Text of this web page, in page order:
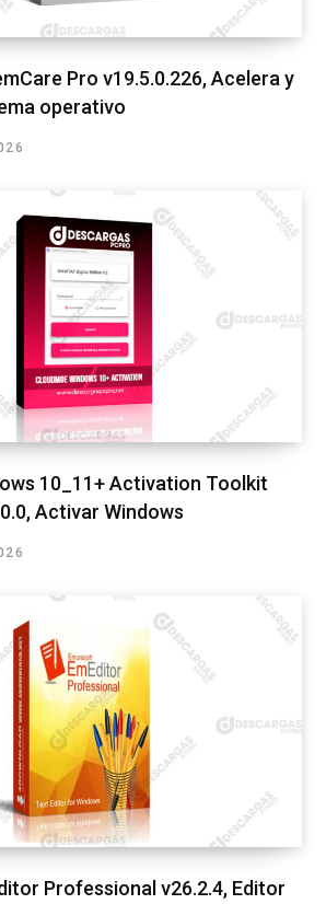
Pro v19.5.0.226, Acelera y
operativo
10_11+ Activation Toolkit
Activar Windows
Professional v26.2.4, Editor